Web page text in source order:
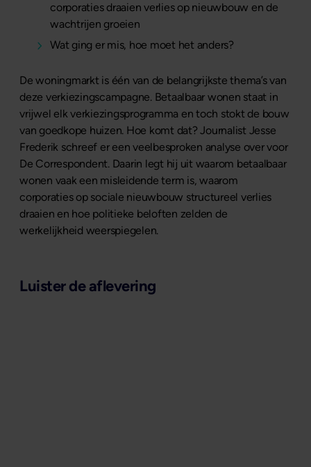
corporaties draaien verlies op nieuwbouw en de
wachtrijen groeien
Wat ging er mis, hoe moet het anders?
De woningmarkt is één van de belangrijkste thema’s van
deze verkiezingscampagne. Betaalbaar wonen staat in
vrijwel elk verkiezingsprogramma en toch stokt de bouw
van goedkope huizen. Hoe komt dat? Journalist Jesse
Frederik schreef er een veelbesproken analyse over voor
De Correspondent. Daarin legt hij uit waarom betaalbaar
wonen vaak een misleidende term is, waarom
corporaties op sociale nieuwbouw structureel verlies
draaien en hoe politieke beloften zelden de
werkelijkheid weerspiegelen.
Luister de aflevering